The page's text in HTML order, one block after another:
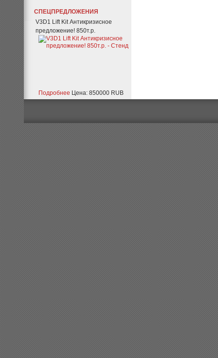
СПЕЦПРЕДЛОЖЕНИЯ
V3D1 Lift Kit Антикризисное
предложение! 850т.р.
Подробнее Цена: 850000 RUB